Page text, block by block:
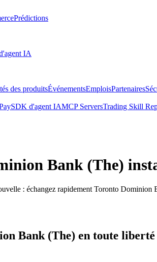
Prédictions
IA
des produitsÉvénementsEmploisPartenaires
SDK d'agent IAMCP ServersTrading Skill
Bank (The)
: échangez rapidement Toronto
Bank (The) en toute